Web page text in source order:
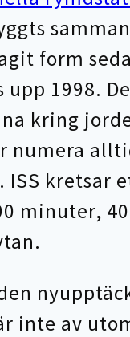
form
upp 1998.
kring
numera
ISS kretsar
minuter,
inte av